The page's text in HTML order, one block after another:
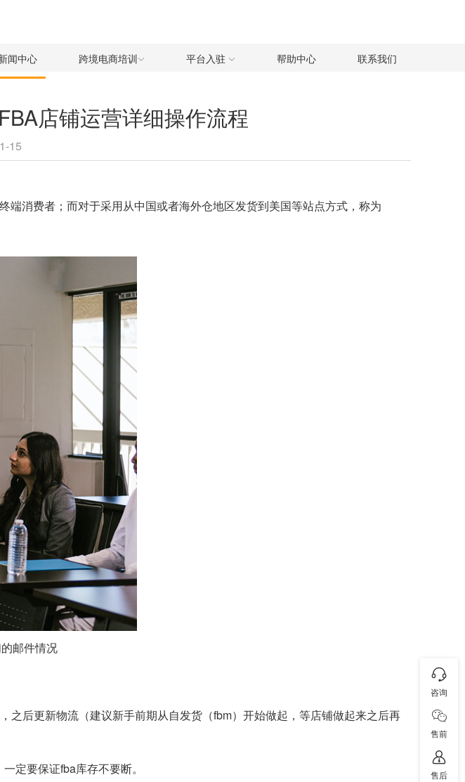
闻中心 跨境电商培训 平台入驻 帮助中心 联系我们
店铺运营详细操作流程
15
消费者；而对于采用从中国或者海外仓地区发货到美国等站点方式，称为
邮件情况
后更新物流（建议新手前期从自发货（fbm）开始做起，等店铺做起来之后再
定要保证fba库存不要断。
咨询
售前
售后